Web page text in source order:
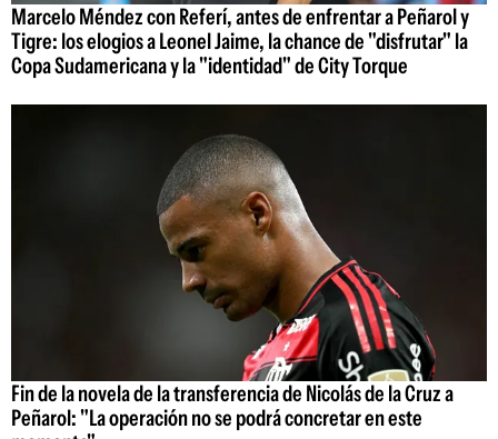
Marcelo Méndez con Referí, antes de enfrentar a Peñarol y
Tigre: los elogios a Leonel Jaime, la chance de "disfrutar" la
Copa Sudamericana y la "identidad" de City Torque
Fin de la novela de la transferencia de Nicolás de la Cruz a
Peñarol: "La operación no se podrá concretar en este